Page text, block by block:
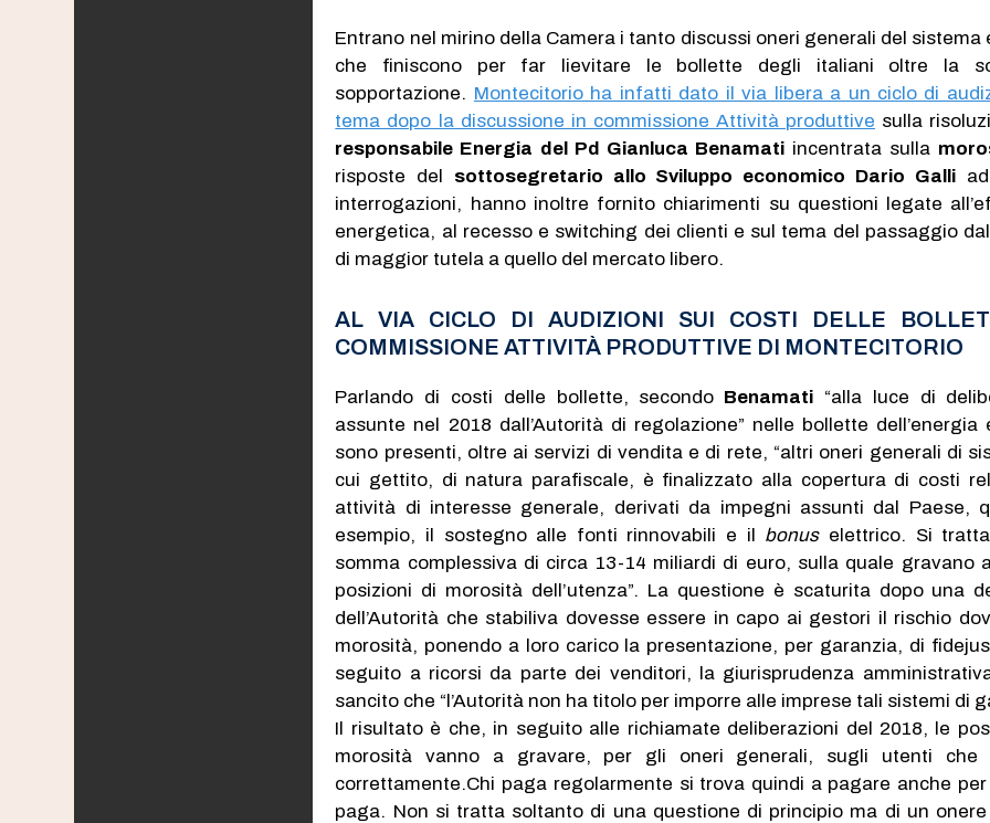
Entrano nel mirino della Camera i tanto discussi oneri generali del sistema
che finiscono per far lievitare le bollette degli italiani oltre la
sopportazione. Montecitorio ha infatti dato il via libera a un ciclo di
tema dopo la discussione in commissione Attività produttive sulla
responsabile Energia del Pd Gianluca Benamatiincentrata sulla
risposte del sottosegretario allo Sviluppo economico Dario Galliad
interrogazioni, hanno inoltre fornito chiarimenti su questioni legate
energetica, al recesso e switching dei clienti e sul tema del passaggio
di maggior tutela a quello del mercato libero.
AL VIA CICLO DI AUDIZIONI SUI COSTI DELLE
COMMISSIONE ATTIVITÀ PRODUTTIVE DI MONTECITORIO
Parlando di costi delle bollette, secondo Benamati “alla luce di
assunte nel 2018 dall’Autorità di regolazione” nelle bollette dell’energia
sono presenti, oltre ai servizi di vendita e di rete, “altri oneri generali di
cui gettito, di natura parafiscale, è finalizzato alla copertura di costi
attività di interesse generale, derivati da impegni assunti dal Paese,
esempio, il sostegno alle fonti rinnovabili e il bonus elettrico. Si
somma complessiva di circa 13-14 miliardi di euro, sulla quale gravano
posizioni di morosità dell’utenza”. La questione è scaturita dopo una
dell’Autorità che stabiliva dovesse essere in capo ai gestori il rischio
morosità, ponendo a loro carico la presentazione, per garanzia, di
seguito a ricorsi da parte dei venditori, la giurisprudenza
sancito che “l’Autorità non ha titolo per imporre alle imprese tali sistemi di
Il risultato è che, in seguito alle richiamate deliberazioni del 2018, le
morosità vanno a gravare, per gli oneri generali, sugli utenti che
correttamente.Chi paga regolarmente si trova quindi a pagare anche
paga. Non si tratta soltanto di una questione di principio ma di un